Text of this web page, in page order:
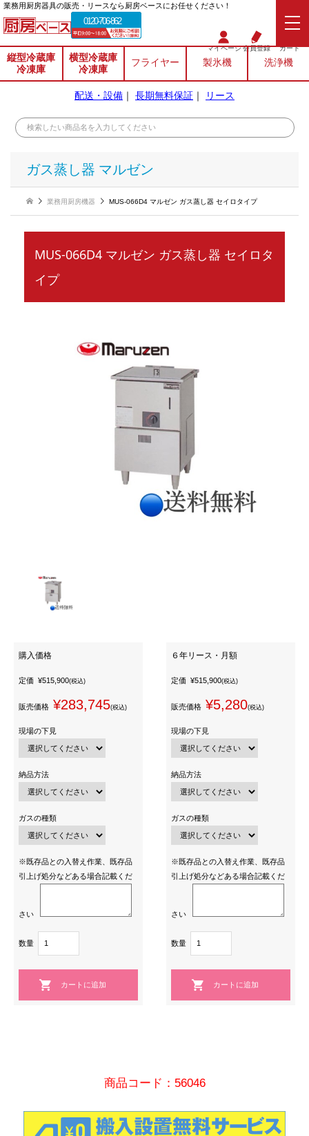
業務⽤厨房器具の販売・リースなら厨房ベースにお任せください！
0120-706-862
マイページ会員登録 カート
縦型冷蔵庫
冷凍庫
横型冷蔵庫
冷凍庫
フライヤー 製氷機 洗浄機
配送・設備 ｜ 長期無料保証 ｜ リース
ガス蒸し器 マルゼン
業務用厨房機器 MUS-066D4 マルゼン ガス蒸し器 セイロタイプ
MUS-066D4 マルゼン ガス蒸し器 セイロタ
イプ
購入価格
定価 ¥515,900(税込)
販売価格 ¥283,745(税込)
現場の下見
納品方法
ガスの種類
※既存品との入替え作業、既存品
引上げ処分などある場合記載くだ
さい
数量
６年リース・月額
定価 ¥515,900(税込)
販売価格 ¥5,280(税込)
現場の下見
納品方法
ガスの種類
※既存品との入替え作業、既存品
引上げ処分などある場合記載くだ
さい
数量
商品コード：56046